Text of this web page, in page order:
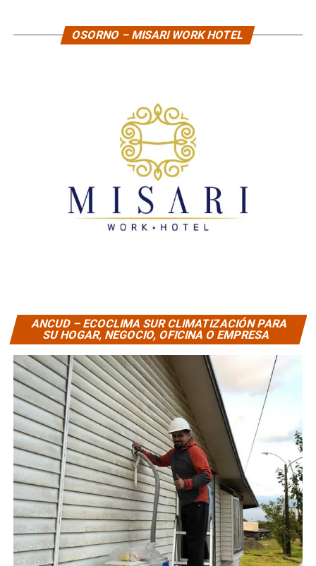
OSORNO – MISARI WORK HOTEL
ANCUD – ECOCLIMA SUR CLIMATIZACIÓN PARA
SU HOGAR, NEGOCIO, OFICINA O EMPRESA